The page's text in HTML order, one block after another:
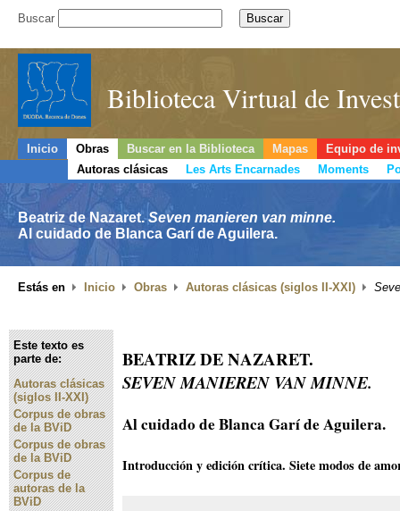
Buscar
Biblioteca Virtual de
Inicio Obras Buscar en la Biblioteca Mapas
Equipo de
Autoras clásicas
Les Arts Encarnades Moments
Beatriz de Nazaret.Seven manieren van minne.
Al cuidado de Blanca Garí de Aguilera.
Estás en Inicio Obras Autoras clásicas (siglos II-XXI)
Este texto es
parte de:
Autoras clásicas
(siglos II-XXI)
Corpus de obras
de la BViD
Corpus de obras
de la BViD
Corpus de
autoras de la
BViD
BEATRIZ DE NAZARET.
SEVEN MANIEREN VAN MINNE.
Al cuidado de Blanca Garí de Aguilera.
Introducción y edición crítica. Siete modos de